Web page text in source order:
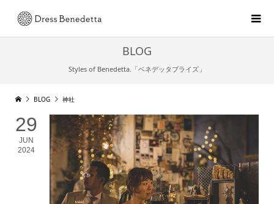
BLOG
Styles of Benedetta.「ベネデッタブライズ」
BLOG 神社
29
JUN
2024